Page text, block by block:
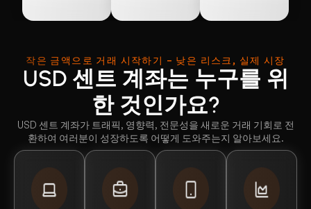
작은 금액으로 거래 시작하기 – 낮은 리스크, 실제 시장
USD 센트 계좌는 누구를 위
한 것인가요?
USD 센트 계좌가 트래픽, 영향력, 전문성을 새로운 거래 기회로 전
환하여 여러분이 성장하도록 어떻게 도와주는지 알아보세요.